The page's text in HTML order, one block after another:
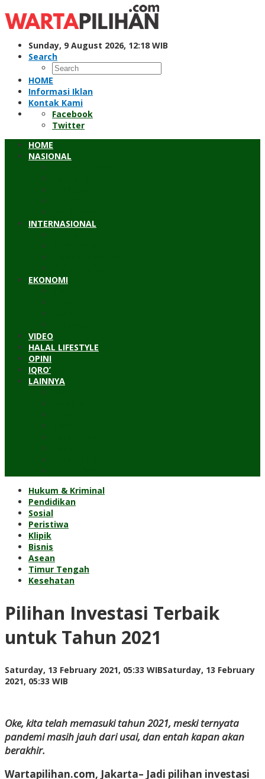
to
content
Sunday, 9 August 2026, 12:18 WIB
Search
HOME
Informasi Iklan
Kontak Kami
Facebook
Twitter
HOME
NASIONAL
INTERNASIONAL
EKONOMI
VIDEO
HALAL LIFESTYLE
OPINI
IQRO’
LAINNYA
Hukum & Kriminal
Pendidikan
Sosial
Peristiwa
Klipik
Bisnis
Asean
Timur Tengah
Kesehatan
Pilihan Investasi Terbaik
untuk Tahun 2021
Saturday, 13 February 2021, 05:33 WIBSaturday, 13 February
2021, 05:33 WIB
Oke, kita telah memasuki tahun 2021, meski ternyata
pandemi masih jauh dari usai, dan entah kapan akan
berakhir.
Wartapilihan.com, Jakarta– Jadi pilihan investasi